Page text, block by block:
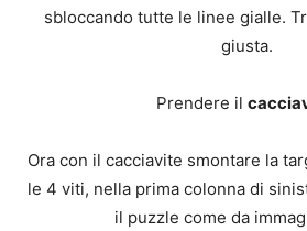
sbloccando tutte le linee gialle.
giusta.
Prendere il
Ora con il cacciavite smontare la
le 4 viti, nella prima colonna di
il puzzle come da